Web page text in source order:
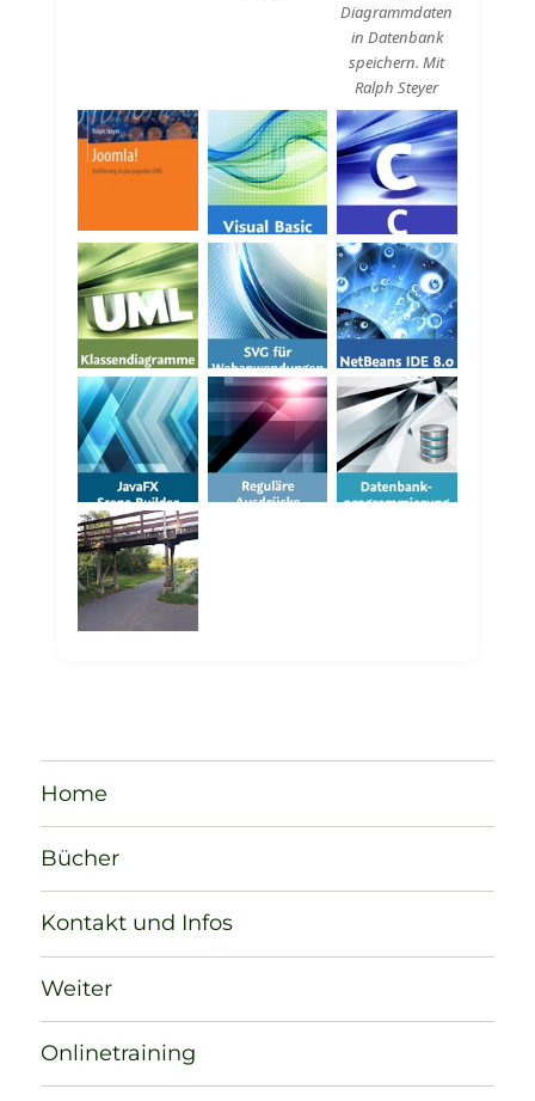
Diagrammdaten
in Datenbank
speichern. Mit
Ralph Steyer
Home
Bücher
Kontakt und Infos
Weiter
Onlinetraining